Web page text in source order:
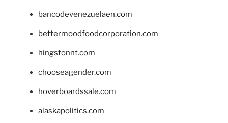
bancodevenezuelaen.com
bettermoodfoodcorporation.com
hingstonnt.com
chooseagender.com
hoverboardssale.com
alaskapolitics.com